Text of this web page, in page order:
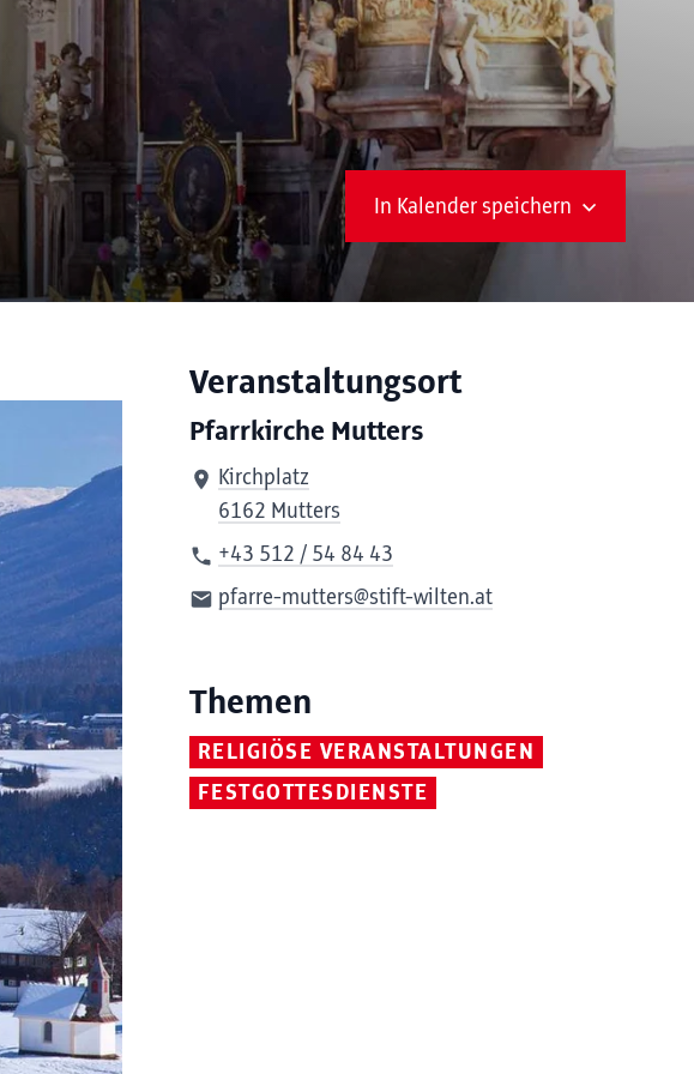
In Kalender speichern
Veranstaltungsort
Pfarrkirche Mutters
Kirchplatz
6162 Mutters
+43 512 / 54 84 43
pfarre-mutters@stift-wilten.at
Themen
RELIGIÖSE VERANSTALTUNGEN
FESTGOTTESDIENSTE